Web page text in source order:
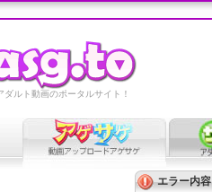
ダルト動画のポータルサイト！
エラー内容